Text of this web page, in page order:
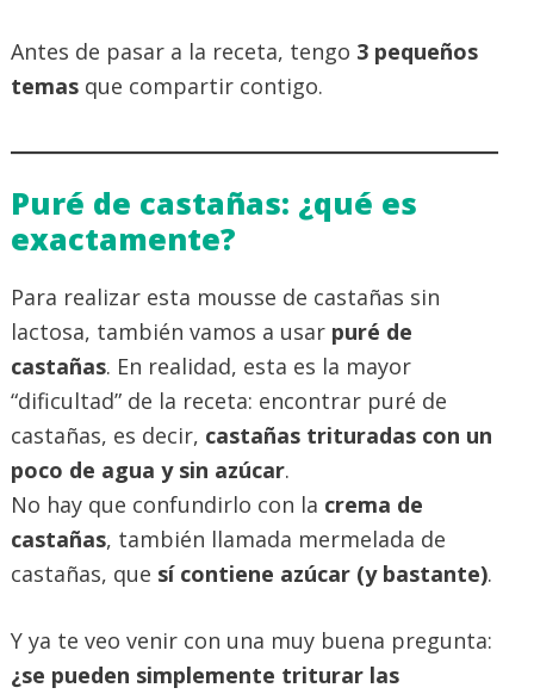
Antes de pasar a la receta, tengo 3 pequeños
temas que compartir contigo.
Puré de castañas: ¿qué es
exactamente?
Para realizar esta mousse de castañas sin
lactosa, también vamos a usar puré de
castañas. En realidad, esta es la mayor
“dificultad” de la receta: encontrar puré de
castañas, es decir, castañas trituradas con un
poco de agua y sin azúcar.
No hay que confundirlo con la crema de
castañas, también llamada mermelada de
castañas, que sí contiene azúcar (y bastante).
Y ya te veo venir con una muy buena pregunta:
¿se pueden simplemente triturar las